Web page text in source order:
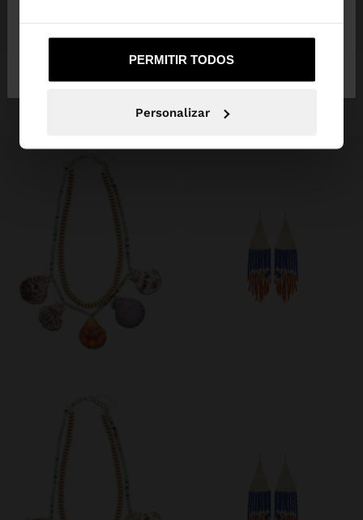
PERMITIR TODOS
Personalizar
BRACELETE COM ESPIRAIS
5,99 € 40%
New to sale